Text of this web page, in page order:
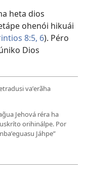
heta dios
ohenói hikuái
8:5, 6). Péro
Dios
vaʼerãha
Jehová réra ha
orihinálpe. Por
Jáhpe”